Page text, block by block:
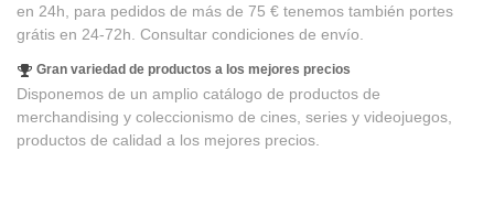
en 24h, para pedidos de más de 75 € tenemos también portes
grátis en 24-72h. Consultar condiciones de envío.
Gran variedad de productos a los mejores precios
Disponemos de un amplio catálogo de productos de
merchandising y coleccionismo de cines, series y videojuegos,
productos de calidad a los mejores precios.